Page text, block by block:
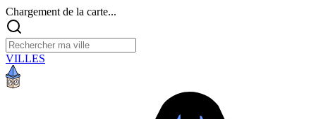
Chargement de la carte...
VILLES